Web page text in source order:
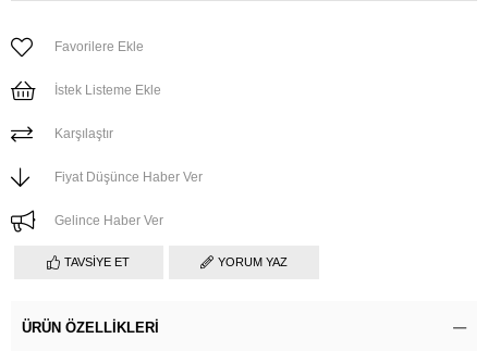
Favorilere Ekle
İstek Listeme Ekle
Karşılaştır
Fiyat Düşünce Haber Ver
Gelince Haber Ver
TAVSIYE ET YORUM YAZ
ÜRÜN ÖZELLIKLERI